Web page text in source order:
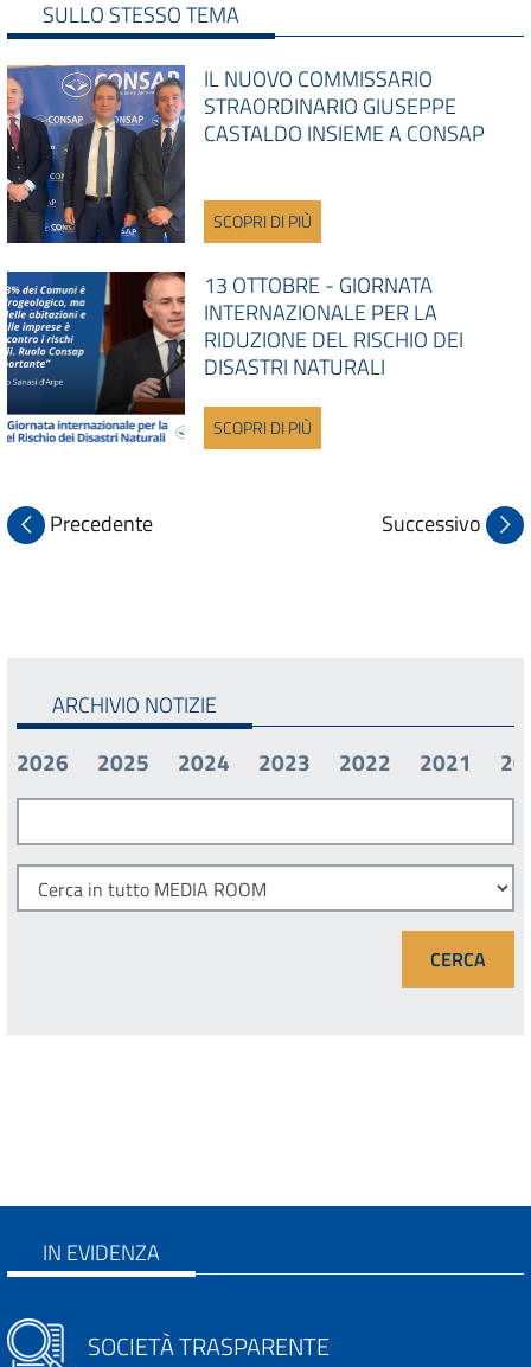
SULLO STESSO TEMA
IL NUOVO COMMISSARIO
STRAORDINARIO GIUSEPPE
CASTALDO INSIEME A CONSAP
SCOPRI DI PIÙ
13 OTTOBRE - GIORNATA
INTERNAZIONALE PER LA
RIDUZIONE DEL RISCHIO DEI
DISASTRI NATURALI
SCOPRI DI PIÙ
Precedente Successivo
ARCHIVIO NOTIZIE
2026
2025 2024 2023 2022 2021
IN EVIDENZA
SOCIETÀ TRASPARENTE